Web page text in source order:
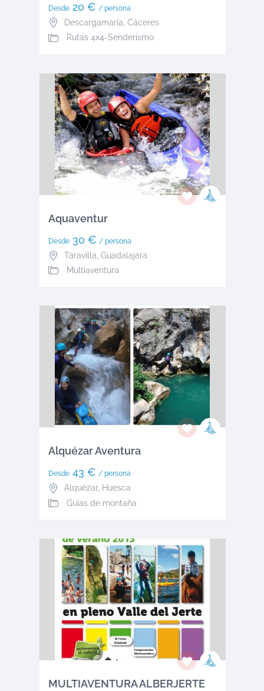
Desde20 € / persona
Descargamaría Cáceres
Rutas 4x4-Senderismo
Aquaventur
Desde30 € / persona
Taravilla Guadalajara
Multiaventura
Alquézar Aventura
Desde43 € / persona
Alquézar, Huesca
Guías de montaña
MULTIAVENTURA ALBERJERTE